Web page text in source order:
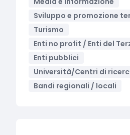
Sviluppo e promozione
Turismo
Enti no profit / Enti del
Enti pubblici
Università/Centri di
Bandi regionali / locali